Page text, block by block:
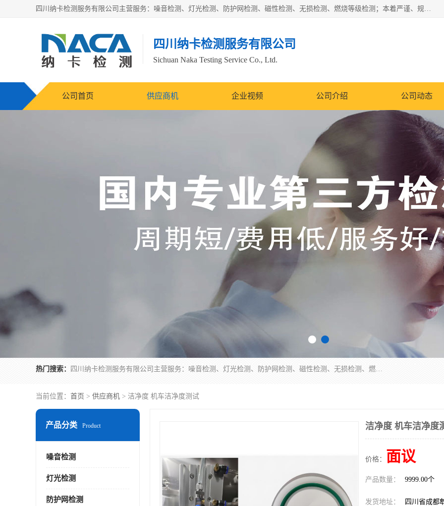
四川纳卡检测服务有限公司主营服务：噪音检测、灯光检测、防护网检测、磁性检测、无损检测、燃烧等级检测；本着严谨、规范的态度严格执行国家现行标准、规范及规程，奉行“科学公正、准确、持续改进、诚信服务”的企业价值和“科学、信誉、服务”的企业宗旨，竭诚为广大客户服务。
四川纳卡检测服务有限公司
Sichuan Naka Testing Service Co., Ltd.
公司首页 供应商机 企业视频 公司介绍 公司动态
热门搜索： 四川纳卡检测服务有限公司主营服务：噪音检测、灯光检测、防护网检测、磁性检测、无损检测、燃烧等级检测；本着严谨、规范的态度严格执行国家现行标准、规范及规程，奉行“科学公正、准确、持续改进、诚信服务”的企业价值和“科学、信誉、服务”的企业宗旨，竭诚为广大客户服务。
当前位置： 首页 > 供应商机 > 洁净度 机车洁净度测试
产品分类 Product
噪音检测
灯光检测
防护网检测
洁净度 机车洁净度
价格： 面议
产品数量： 9999.00个
发货地址： 四川省成都